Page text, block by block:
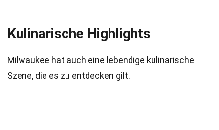
Kulinarische Highlights
Milwaukee hat auch eine lebendige kulinarische
Szene, die es zu entdecken gilt.